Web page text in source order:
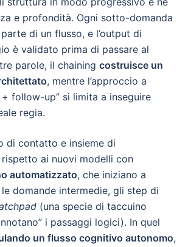
e profondità. Ogni sotto-domanda
di un flusso, e l’output di
è validato prima di passare al
parole, il chaining costruisce un
, mentre l’approccio a
follow-up” si limita a inseguire
regia.
di contatto e insieme di
ai nuovi modelli con
automatizzato, che iniziano a
domande intermedie, gli step di
(una specie di taccuino
i passaggi logici). In quel
un flusso cognitivo autonomo,